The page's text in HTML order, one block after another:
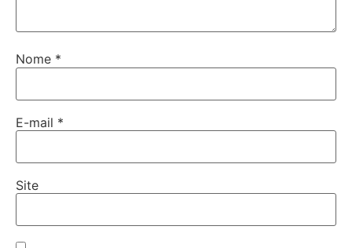
Nome *
E-mail *
Site